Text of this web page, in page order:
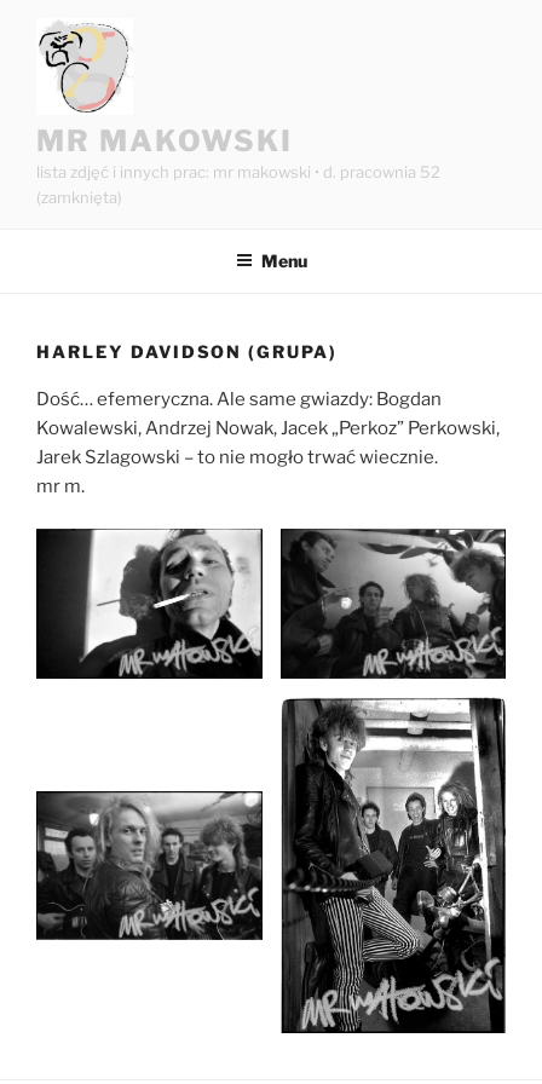
treści
MR MAKOWSKI
lista zdjęć i innych prac: mr makowski • d. pracownia 52
(zamknięta)
Menu
HARLEY DAVIDSON (GRUPA)
Dość… efemeryczna. Ale same gwiazdy: Bogdan
Kowalewski, Andrzej Nowak, Jacek „Perkoz” Perkowski,
Jarek Szlagowski – to nie mogło trwać wiecznie.
mr m.